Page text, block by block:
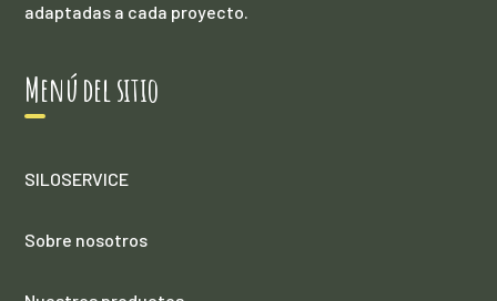
adaptadas a cada proyecto.
Menú del sitio
SILOSERVICE
Sobre nosotros